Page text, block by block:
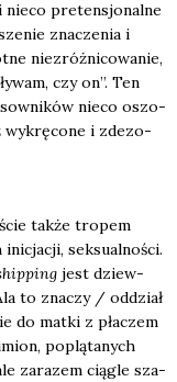
nie­co pre­ten­sjo­nal­ne
zna­cze­nia i
nie­zróż­ni­co­wa­nie,
czy on”. Ten
nie­co oszo­
wykrę­co­ne i zdez­o­
tak­że tro­pem
sek­su­al­no­ści.
jest dziew­
to zna­czy / oddział
do mat­ki z pła­czem
poplą­ta­nych
zara­zem cią­gle sza­